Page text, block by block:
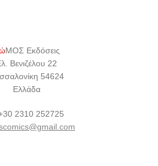
ΜΟΣ Εκδόσεις
Βενιζέλου 22
54624
Ελλάδα
2310 252725